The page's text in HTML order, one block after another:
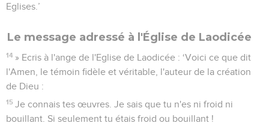
Eglises.’
Le message adressé à l'Église de Laodicée
14 » Ecris à l'ange de l'Eglise de Laodicée : ‘Voici ce que dit
l'Amen, le témoin fidèle et véritable, l'auteur de la création
de Dieu :
15 Je connais tes œuvres. Je sais que tu n'es ni froid ni
bouillant. Si seulement tu étais froid ou bouillant !